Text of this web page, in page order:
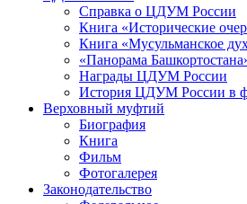
Справка о ЦДУМ России
Книга «Исторические
Книга «Мусульманское
«Панорама
Награды ЦДУМ России
История ЦДУМ России в
Верховный муфтий
Биография
Книга
Фильм
Фотогалерея
Законодательство